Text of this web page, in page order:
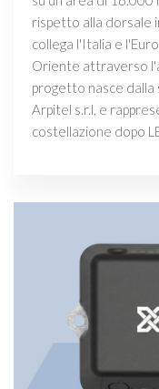
rispetto alla dorsale
collega l'Italia e
Oriente attraverso
progetto nasce dalla
Arpitel s.r.l, e
costellazione dopo